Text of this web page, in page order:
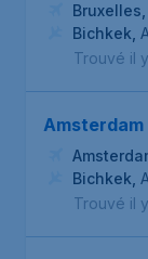
Bruxelles
Bichkek
Trouvé il
Amsterdam
Bichkek
Trouvé il